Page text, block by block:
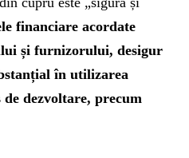
financiare acordate
și furnizorului, desigur
în utilizarea
dezvoltare, precum